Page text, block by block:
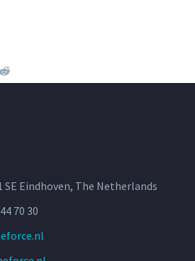
SE Eindhoven, The Netherlands
70 30